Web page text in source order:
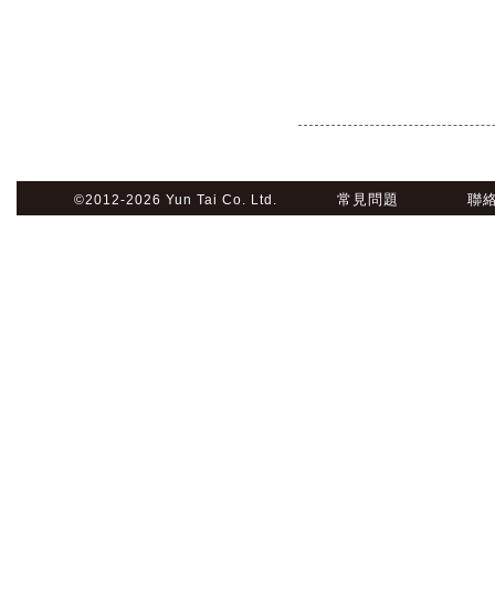
©2012-2026 Yun Tai Co. Ltd. 常見問題 聯